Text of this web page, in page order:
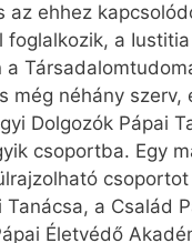
az ehhez
foglalkozik, a
a
még néhány szerv,
Dolgozók Pápai
csoportba. Egy
Tanácsa, a Család
Életvédő